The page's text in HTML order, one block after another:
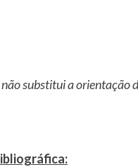
substitui a orientação